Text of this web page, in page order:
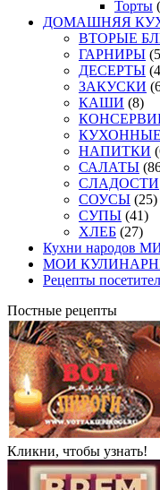
Торты
ДОМАШНЯЯ
ВТОРЫЕ
ГАРНИРЫ
ДЕСЕРТЫ
ЗАКУСКИ
КАШИ (8)
НАПИТКИ
САЛАТЫ
СЛАДОСТИ
СОУСЫ (25)
СУПЫ (41)
ХЛЕБ (27)
Кухни народов
МОИ
Рецепты
Постные рецепты
Кликни, чтобы узнать!